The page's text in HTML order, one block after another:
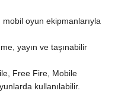
mobil oyun ekipmanlarıyla
yayın ve taşınabilir
Free Fire, Mobile
kullanılabilir.